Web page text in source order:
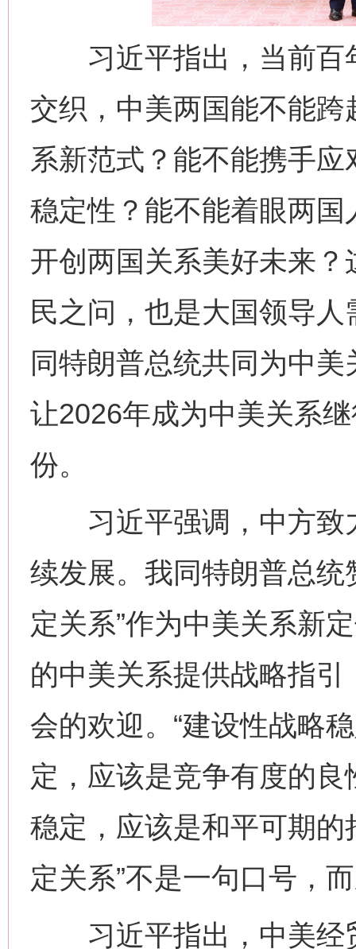
习近平指出，当前百
交织，中美两国能不能跨
系新范式？能不能携手
稳定性？能不能着眼两
开创两国关系美好未来
民之问，也是大国领导
同特朗普总统共同为中
让2026年成为中美关系
份。
习近平强调，中方致
续发展。我同特朗普总统
定关系”作为中美关系新
的中美关系提供战略指
会的欢迎。“建设性战略
定，应该是竞争有度的
稳定，应该是和平可期的
定关系”不是一句口号，
习近平指出，中美经